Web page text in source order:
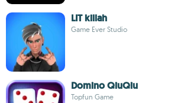
LIT killah
Game Ever Studio
Domino QiuQiu
Topfun Game